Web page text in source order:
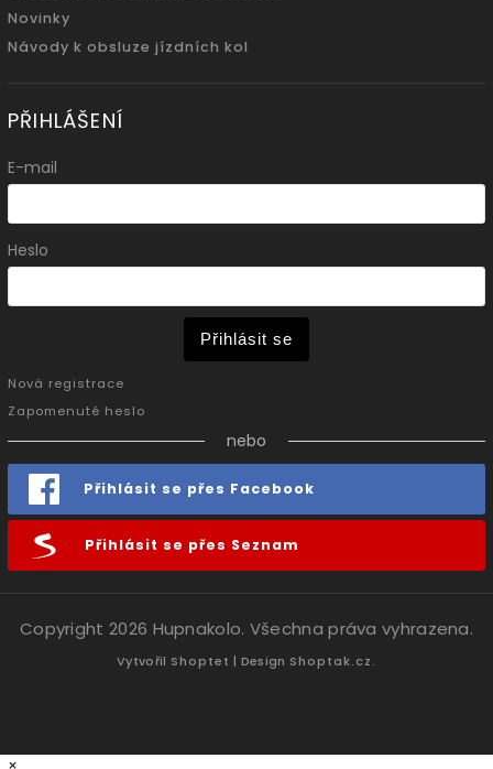
Novinky
Návody k obsluze jízdních kol
PŘIHLÁŠENÍ
E-mail
Heslo
Přihlásit se
Nová registrace
Zapomenuté heslo
nebo
Přihlásit se přes Facebook
Přihlásit se přes Seznam
Copyright 2026 Hupnakolo. Všechna práva vyhrazena.
Vytvořil Shoptet | Design Shoptak.cz.